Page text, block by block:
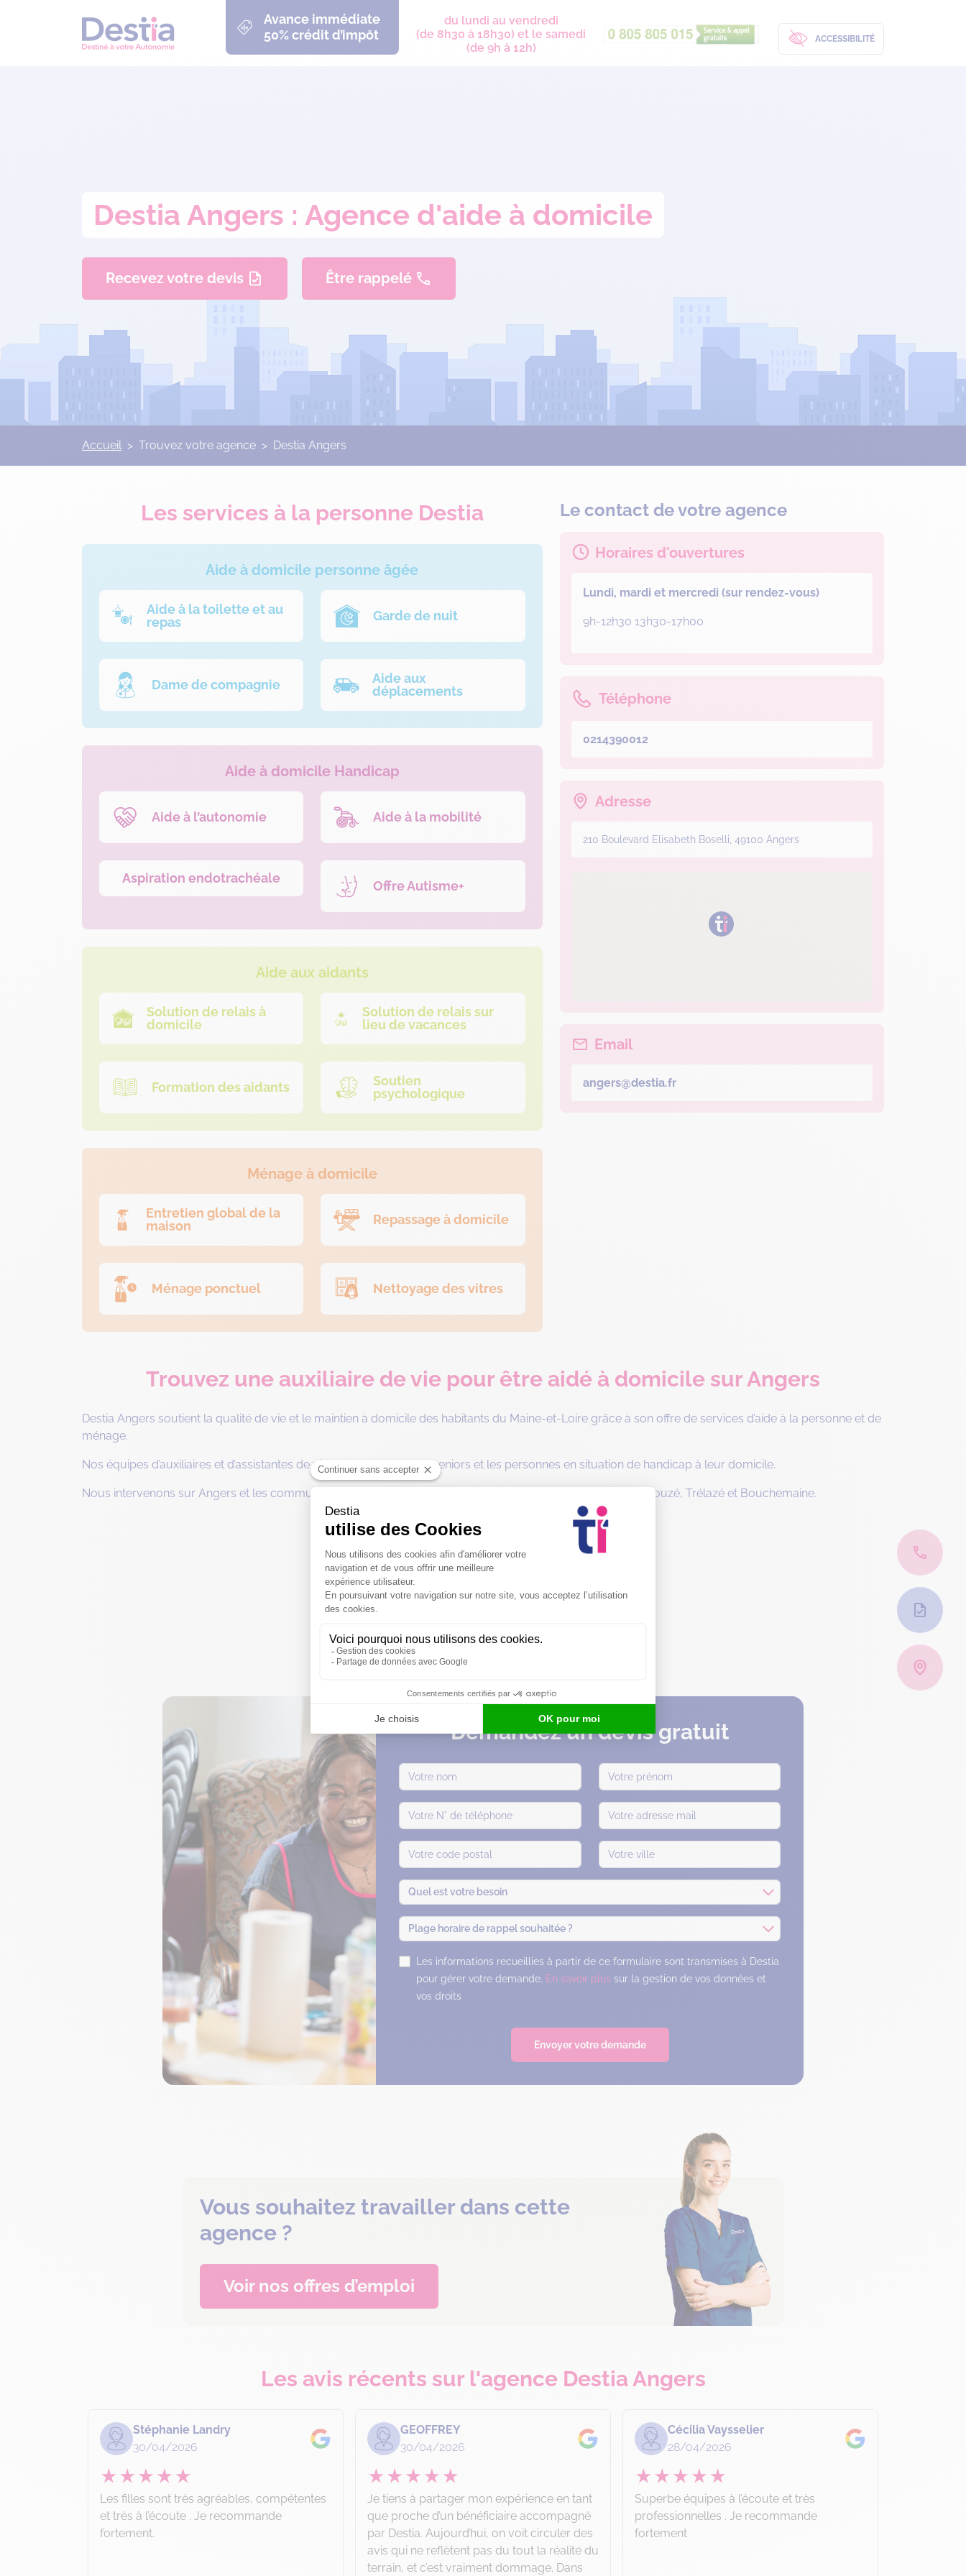
Avance immédiate
50% crédit d’impôt
du lundi au vendredi
(de 8h30 à 18h30) et le samedi
(de 9h à 12h)
ACCESSIBILITÉ
Destia Angers : Agence d'aide à domicile
Recevez votre devis Être rappelé
Accueil > Trouvez votre agence > Destia Angers
Les services à la personne Destia
Aide à domicile personne âgée
Aide à la toilette et au
repas
Garde de nuit
Dame de compagnie
Aide aux
déplacements
Aide à domicile Handicap
Aide à l’autonomie Aide à la mobilité
Aspiration endotrachéale
Offre Autisme+
Aide aux aidants
Solution de relais à
domicile
Solution de relais sur
lieu de vacances
Formation des aidants
Soutien
psychologique
Ménage à domicile
Entretien global de la
maison
Repassage à domicile
Ménage ponctuel Nettoyage des vitres
Le contact de votre agence
Horaires d'ouvertures
Lundi, mardi et mercredi (sur rendez-vous)
9h-12h30 13h30-17h00
Téléphone
0214390012
Adresse
210 Boulevard Elisabeth Boselli, 49100 Angers
Email
angers@destia.fr
Trouvez une auxiliaire de vie pour être aidé à domicile sur Angers
Destia Angers soutient la qualité de vie et le maintien à domicile des habitants du Maine-et-Loire grâce à son offre de services d’aide à la personne et de
ménage.
Nos équipes d’auxiliaires et d’assistantes de vie accompagnent les seniors et les personnes en situation de handicap à leur domicile.
Nous intervenons sur Angers et les communes d’Avrillé, Saint-Barthélemy-d’Anjou, Les Ponts-de-Cé, Beaucouzé, Trélazé et Bouchemaine.
Demandez un devis gratuit
Demandez un devis gratuit
Quel est votre besoin
Plage horaire de rappel souhaitée ?
Les informations recueillies à partir de ce formulaire sont transmises à Destia
pour gérer votre demande. En savoir plus sur la gestion de vos données et
vos droits
Envoyer votre demande
Vous souhaitez travailler dans cette
agence ?
Voir nos offres d’emploi
Les avis récents sur l'agence Destia Angers
Stéphanie Landry
30/04/2026
Les filles sont très agréables, compétentes
et très à l’écoute . Je recommande
fortement.
GEOFFREY
30/04/2026
Je tiens à partager mon expérience en tant
que proche d’un bénéficiaire accompagné
par Destia. Aujourd’hui, on voit circuler des
avis qui ne reflètent pas du tout la réalité du
terrain, et c’est vraiment dommage. Dans
Cécilia Vaysselier
28/04/2026
Superbe équipes à l’écoute et très
professionnelles . Je recommande
fortement